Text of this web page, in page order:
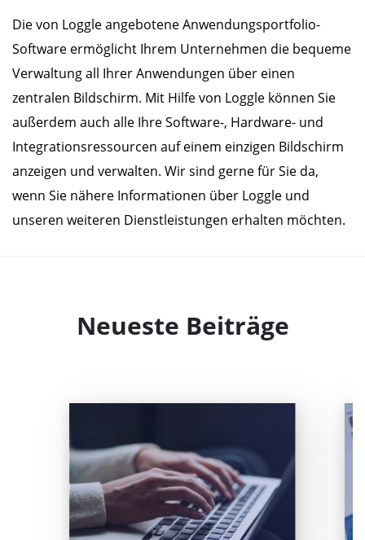
Die von Loggle angebotene Anwendungsportfolio-
Software ermöglicht Ihrem Unternehmen die bequeme
Verwaltung all Ihrer Anwendungen über einen
zentralen Bildschirm. Mit Hilfe von Loggle können Sie
außerdem auch alle Ihre Software-, Hardware- und
Integrationsressourcen auf einem einzigen Bildschirm
anzeigen und verwalten. Wir sind gerne für Sie da,
wenn Sie nähere Informationen über Loggle und
unseren weiteren Dienstleistungen erhalten möchten.
Neueste Beiträge